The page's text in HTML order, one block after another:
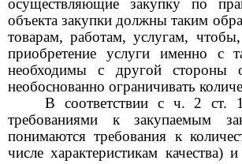
осуществляющие закупку по
объекта закупки должны таким
товарам, работам, услугам,
приобретение услуги именно с
необходимы с другой стороны
необоснованно ограничивать
В соответствии с ч. 2 ст.
требованиями к закупаемым
понимаются требования к
числе характеристикам качества)